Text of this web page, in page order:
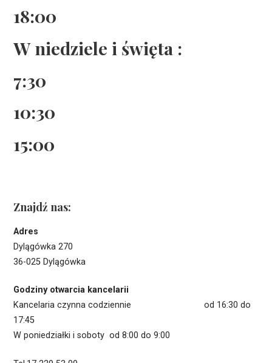
18:00
W niedziele i święta :
7:30
10:30
15:00
Znajdź nas:
Adres
Dylągówka 270
36-025 Dylągówka
Godziny otwarcia kancelarii
Kancelaria czynna codziennie od 16:30 do
17:45
W poniedziałki i soboty od 8:00 do 9:00